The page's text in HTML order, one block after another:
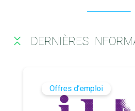
DERNIÈRES
Offres d’emploi